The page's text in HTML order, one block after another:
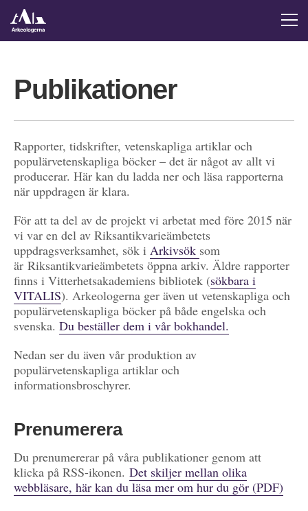
Publikationer
Rapporter, tidskrifter, vetenskapliga artiklar och
populärvetenskapliga böcker – det är något av allt vi
producerar. Här kan du ladda ner och läsa rapporterna
när uppdragen är klara.
För att ta del av de projekt vi arbetat med före 2015 när
vi var en del av Riksantikvarieämbetets
uppdragsverksamhet, sök i Arkivsök som
är Riksantikvarieämbetets öppna arkiv. Äldre rapporter
finns i Vitterhetsakademiens bibliotek (sökbara i
VITALIS). Arkeologerna ger även ut vetenskapliga och
populärvetenskapliga böcker på både engelska och
svenska. Du beställer dem i vår bokhandel.
Nedan ser du även vår produktion av
populärvetenskapliga artiklar och
informationsbroschyrer.
Prenumerera
Du prenumererar på våra publikationer genom att
klicka på RSS-ikonen. Det skiljer mellan olika
webbläsare, här kan du läsa mer om hur du gör (PDF)